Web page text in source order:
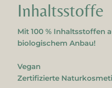
Inhaltsstoffe
Mit 100 % Inhaltsstoffen
biologischem Anbau!
Vegan
Zertifizierte